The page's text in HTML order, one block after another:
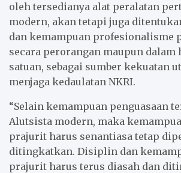
oleh tersedianya alat peralatan
modern, akan tetapi juga
dan kemampuan profesionalisme
secara perorangan maupun dalam
satuan, sebagai sumber kekuatan
menjaga kedaulatan NKRI.
“Selain kemampuan penguasaan
Alutsista modern, maka
prajurit harus senantiasa tetap
ditingkatkan. Disiplin dan
prajurit harus terus diasah dan